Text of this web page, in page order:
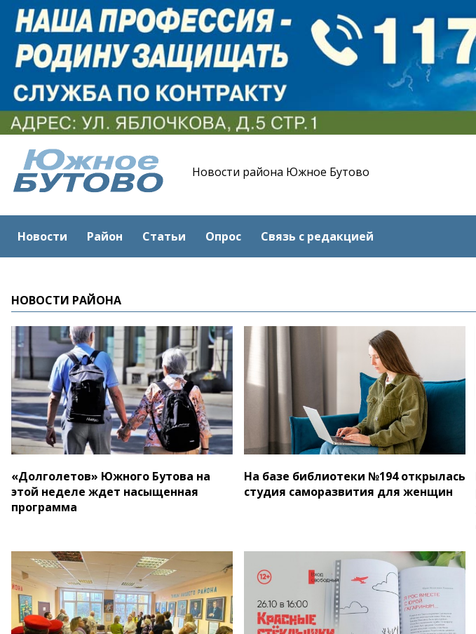
Новости района Южное Бутово
Новости Район Статьи Опрос Связь с редакцией
НОВОСТИ РАЙОНА
«Долголетов» Южного Бутова на
этой неделе ждет насыщенная
программа
На базе библиотеки №194 открылась
студия саморазвития для женщин